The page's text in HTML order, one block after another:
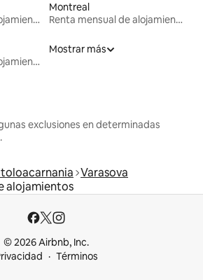
Renta mensual de alojamientos
Montreal
Renta mensual de alojamientos
Renta mensual de alojamientos
Mostrar más
exclusiones en determinadas
Varasova
alojamientos
© 2026 Airbnb, Inc.
Términos